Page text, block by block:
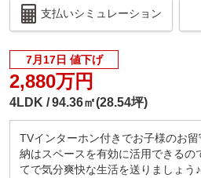
支払いシミュレーション
7月17日 値下げ
2,880万円
4LDK 94.36㎡(28.54坪)
TVインターホン付きでお子様のお
納はスペースを有効に活用できるの
てで気分爽快な生活を送りましょう